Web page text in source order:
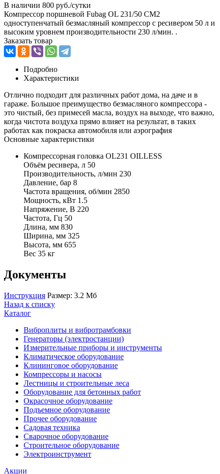
В наличии 800 руб./сутки
Компрессор поршневой Fubag OL 231/50 CM2
одноступенчатый безмасляный компрессор с ресивером 50 л и
высоким уровнем производительности 230 л/мин. .
Заказать товар
Подробно
Характеристики
Отлично подходит для различных работ дома, на даче и в
гараже. Большое преимущество безмасляного компрессора -
это чистый, без примесей масла, воздух на выходе, что важно,
когда чистота воздуха прямо влияет на результат, в таких
работах как покраска автомобиля или аэрография
Основные характеристики
Компрессорная головка OL231 OILLESS
Объём ресивера, л 50
Производительность, л/мин 230
Давление, бар 8
Частота вращения, об/мин 2850
Мощность, кВт 1.5
Напряжение, В 220
Частота, Гц 50
Длина, мм 830
Ширина, мм 325
Высота, мм 655
Вес 35 кг
Документы
Инструкция Размер: 3.2 Мб
Назад к списку
Каталог
Виброплиты и вибротрамбовки
Генераторы (электростанции)
Измерительные приборы и инструменты
Климатическое оборудование
Клининговое оборудование
Компрессоры и насосы
Лестницы и строительные леса
Оборудование для бетонных работ
Окрасочное оборудование
Подъемное оборудование
Прочее оборудование
Садовая техника
Сварочное оборудование
Строительное оборудование
Электроинструмент
Акции